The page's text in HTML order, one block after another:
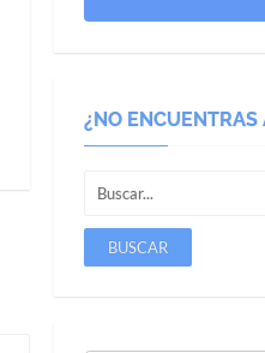
¿NO ENCUENTRAS